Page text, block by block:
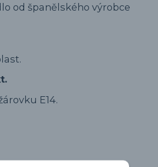
od španělského výrobce
E14.